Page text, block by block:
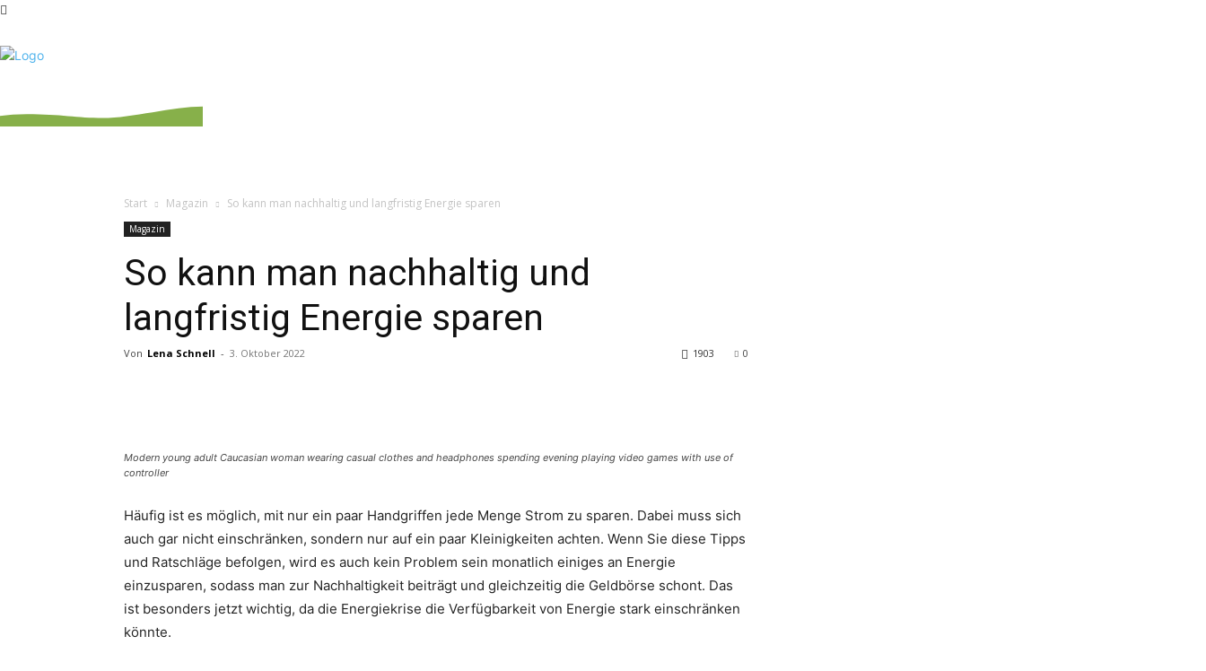
Start Magazin So kann man nachhaltig und langfristig Energie sparen
Magazin
So kann man nachhaltig und
langfristig Energie sparen
Von Lena Schnell - 3. Oktober 2022 0
1903
Modern young adult Caucasian woman wearing casual clothes and headphones spending evening playing video games with use of
controller
Häufig ist es möglich, mit nur ein paar Handgriffen jede Menge Strom zu sparen. Dabei muss sich
auch gar nicht einschränken, sondern nur auf ein paar Kleinigkeiten achten. Wenn Sie diese Tipps
und Ratschläge befolgen, wird es auch kein Problem sein monatlich einiges an Energie
einzusparen, sodass man zur Nachhaltigkeit beiträgt und gleichzeitig die Geldbörse schont. Das
ist besonders jetzt wichtig, da die Energiekrise die Verfügbarkeit von Energie stark einschränken
könnte.